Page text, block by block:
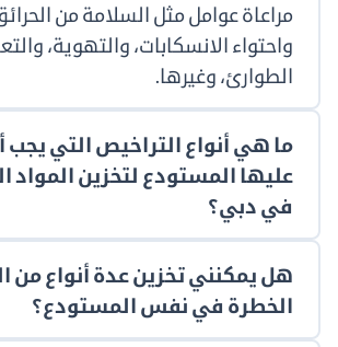
مراعاة عوامل مثل السلامة من
واحتواء الانسكابات، والتهوية،
الطوارئ، وغيرها.
ما هي أنواع التراخيص التي
عليها المستودع لتخزين المواد
في دبي؟
هل يمكنني تخزين عدة أنواع من
الخطرة في نفس المستودع؟